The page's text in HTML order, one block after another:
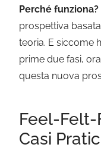
Perché funziona?
prospettiva
teoria. E siccome
prime due fasi,
questa nuova
Feel-Felt-
Casi